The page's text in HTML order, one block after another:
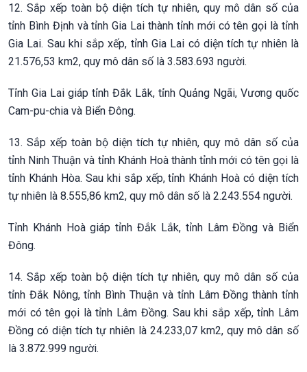
12. Sắp xếp toàn bộ diện tích tự nhiên, quy mô dân số của
tỉnh Bình Định và tỉnh Gia Lai thành tỉnh mới có tên gọi là tỉnh
Gia Lai. Sau khi sắp xếp, tỉnh Gia Lai có diện tích tự nhiên là
21.576,53 km2, quy mô dân số là 3.583.693 người.
Tỉnh Gia Lai giáp tỉnh Đắk Lắk, tỉnh Quảng Ngãi, Vương quốc
Cam-pu-chia và Biển Đông.
13. Sắp xếp toàn bộ diện tích tự nhiên, quy mô dân số của
tỉnh Ninh Thuận và tỉnh Khánh Hoà thành tỉnh mới có tên gọi là
tỉnh Khánh Hòa. Sau khi sắp xếp, tỉnh Khánh Hoà có diện tích
tự nhiên là 8.555,86 km2, quy mô dân số là 2.243.554 người.
Tỉnh Khánh Hoà giáp tỉnh Đắk Lắk, tỉnh Lâm Đồng và Biển
Đông.
14. Sắp xếp toàn bộ diện tích tự nhiên, quy mô dân số của
tỉnh Đắk Nông, tỉnh Bình Thuận và tỉnh Lâm Đồng thành tỉnh
mới có tên gọi là tỉnh Lâm Đồng. Sau khi sắp xếp, tỉnh Lâm
Đồng có diện tích tự nhiên là 24.233,07 km2, quy mô dân số
là 3.872.999 người.